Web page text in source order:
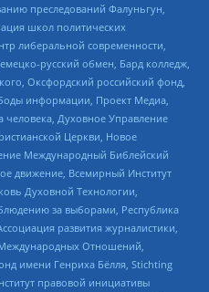
преследований Фалуньгун,
школ политических
либеральной современности,
русский обмен, Бард колледж,
Оксфордский российский фонд,
информации, Проект Медиа,
человека, Духовное Управление
Церкви, Новое
Международный Библейский
движение, Всемирный Институт
Духовной Технологии,
за выборами, Республика
развития журналистики,
Отношений,
имени Генриха Бёлля, Stichting
правовой инициативы